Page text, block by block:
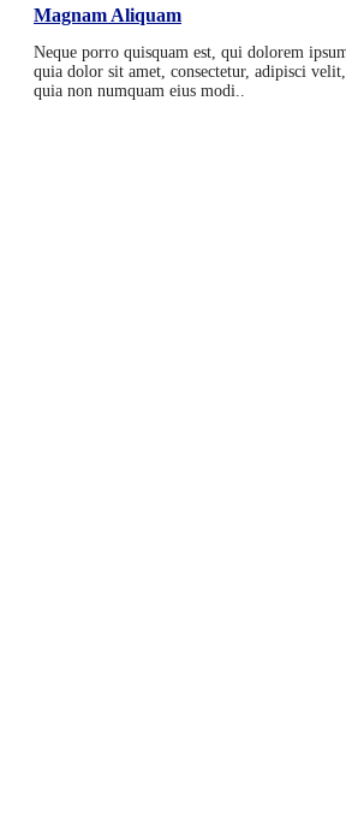
Magnam Aliquam
Neque porro quisquam est, qui dolorem
quia dolor sit amet, consectetur, adipisci
quia non numquam eius modi..